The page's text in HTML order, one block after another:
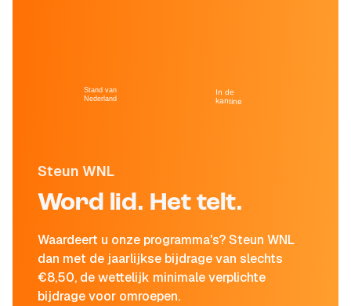
Steun WNL
Word lid. Het telt.
Waardeert u onze programma's? Steun WNL
dan met de jaarlijkse bijdrage van slechts
€8,50, de wettelijk minimale verplichte
bijdrage voor omroepen.
Stand van
Nederland
In de
kantine